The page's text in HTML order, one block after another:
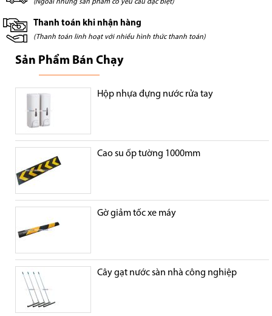
(Ngoài những sản phẩm có yêu cầu đặc biệt)
Thanh toán khi nhận hàng
(Thanh toán linh hoạt với nhiều hình thức thanh toán)
Sản Phẩm Bán Chạy
Hộp nhựa đựng nước rửa tay
Cao su ốp tường 1000mm
Gờ giảm tốc xe máy
Cây gạt nước sàn nhà công nghiệp